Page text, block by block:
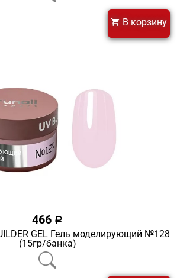
В корзину
466 a
GEL Гель моделирующий №128
(15гр/банка)